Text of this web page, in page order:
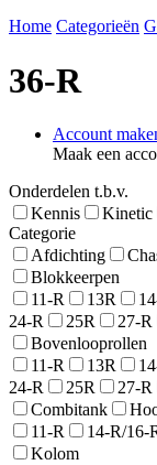
Home Categorieën
36-R
Account
Maak een
Onderdelen t.b.v.
Kennis
Kinetic
Categorie
Afdichting
Blokkeerpen
11-R
13R
24-R
25R 27-R
Bovenlooprollen
11-R
13R
24-R
25R 27-R
Combitank
11-R
14-R/16-
Kolom